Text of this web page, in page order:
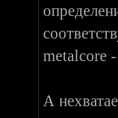
metalcore
А